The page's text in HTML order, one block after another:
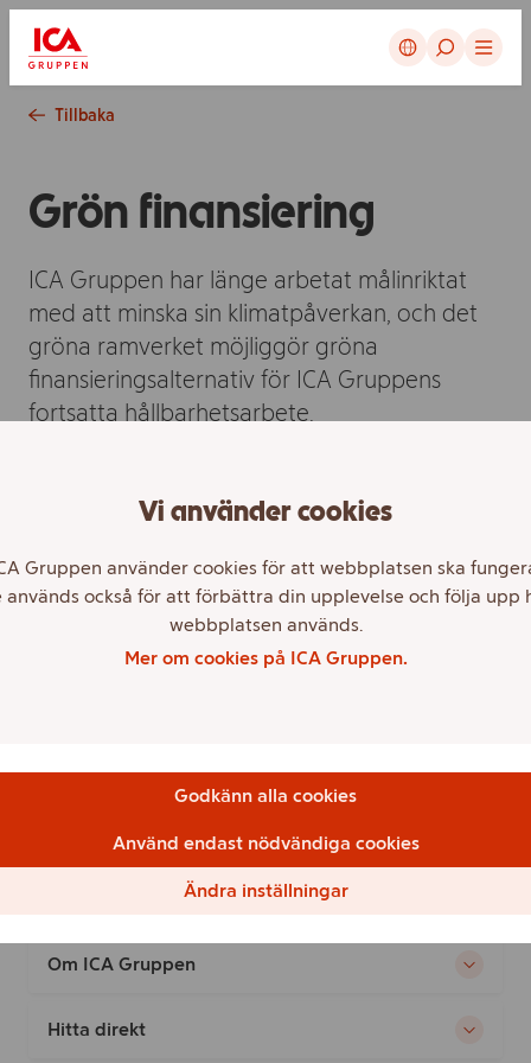
Avbryt
Tillbaka
Grön finansiering
ICA Gruppen har länge arbetat målinriktat
med att minska sin klimatpåverkan, och det
gröna ramverket möjliggör gröna
finansieringsalternativ för ICA Gruppens
fortsatta hållbarhetsarbete.
ICA Gruppen, Green Bond Report 2025
ICA Gruppen, Green Bond Report 2024
ICA Gruppen, Green Bond Report 2023
Second Opinion, CICERO GREEN
Om ICA Gruppen
Hitta direkt
Vi använder cookies
Gruppen använder cookies för att webbplatsen ska
används också för att förbättra din upplevelse och följa upp
webbplatsen används.
Mer om cookies på ICA Gruppen.
Godkänn alla cookies
Använd endast nödvändiga cookies
Ändra inställningar